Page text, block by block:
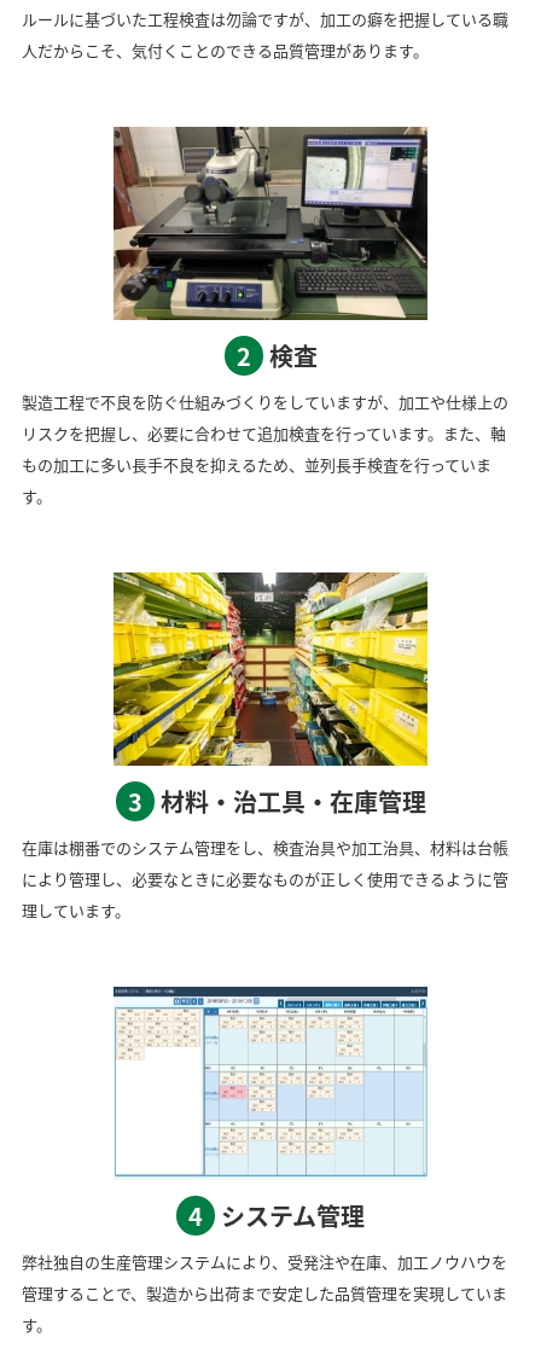
ルールに基づいた工程検査は勿論ですが、加工の癖を把握している職
人だからこそ、気付くことのできる品質管理があります。
2 検査
製造工程で不良を防ぐ仕組みづくりをしていますが、加工や仕様上の
リスクを把握し、必要に合わせて追加検査を行っています。また、軸
もの加工に多い長手不良を抑えるため、並列長手検査を行っていま
す。
3 材料・治工具・在庫管理
在庫は棚番でのシステム管理をし、検査治具や加工治具、材料は台帳
により管理し、必要なときに必要なものが正しく使用できるように管
理しています。
4 システム管理
弊社独自の生産管理システムにより、受発注や在庫、加工ノウハウを
管理することで、製造から出荷まで安定した品質管理を実現していま
す。